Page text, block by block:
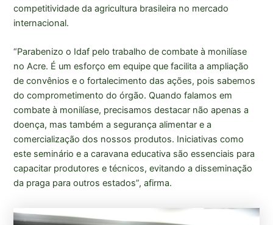
competitividade da agricultura brasileira no mercado
internacional.
“Parabenizo o Idaf pelo trabalho de combate à monilíase
no Acre. É um esforço em equipe que facilita a ampliação
de convênios e o fortalecimento das ações, pois sabemos
do comprometimento do órgão. Quando falamos em
combate à monilíase, precisamos destacar não apenas a
doença, mas também a segurança alimentar e a
comercialização dos nossos produtos. Iniciativas como
este seminário e a caravana educativa são essenciais para
capacitar produtores e técnicos, evitando a disseminação
da praga para outros estados”, afirma.